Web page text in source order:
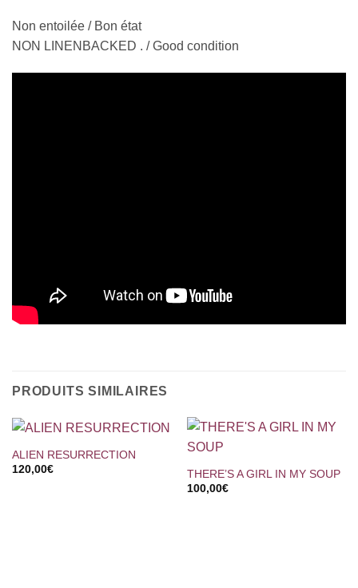
Non entoilée / Bon état
NON LINENBACKED . / Good condition
PRODUITS SIMILAIRES
ALIEN RESURRECTION
120,00€
THERE’S A GIRL IN MY SOUP
100,00€